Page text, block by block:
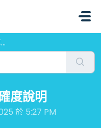
度說明
於 5:27 PM